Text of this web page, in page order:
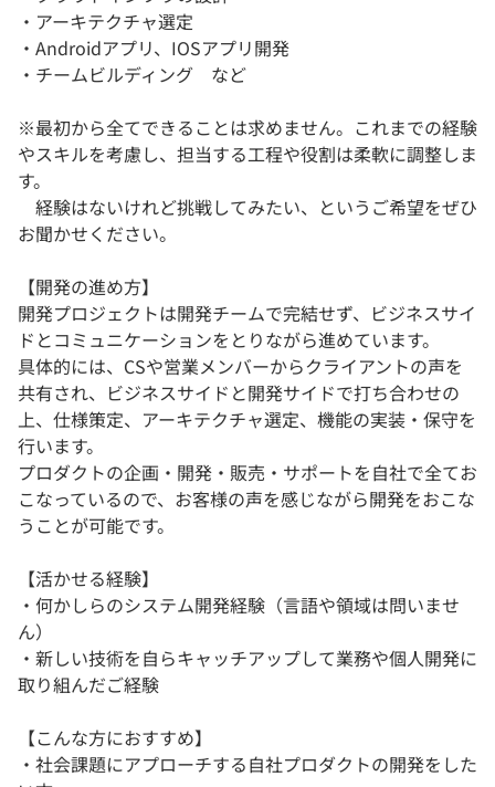
・アーキテクチャ選定
・Androidアプリ、IOSアプリ開発
・チームビルディング など
※最初から全てできることは求めません。これまでの経験
やスキルを考慮し、担当する工程や役割は柔軟に調整しま
す。
経験はないけれど挑戦してみたい、というご希望をぜひ
お聞かせください。
【開発の進め方】
開発プロジェクトは開発チームで完結せず、ビジネスサイ
ドとコミュニケーションをとりながら進めています。
具体的には、CSや営業メンバーからクライアントの声を
共有され、ビジネスサイドと開発サイドで打ち合わせの
上、仕様策定、アーキテクチャ選定、機能の実装・保守を
行います。
プロダクトの企画・開発・販売・サポートを自社で全てお
こなっているので、お客様の声を感じながら開発をおこな
うことが可能です。
【活かせる経験】
・何かしらのシステム開発経験（言語や領域は問いませ
ん）
・新しい技術を自らキャッチアップして業務や個人開発に
取り組んだご経験
【こんな方におすすめ】
・社会課題にアプローチする自社プロダクトの開発をした